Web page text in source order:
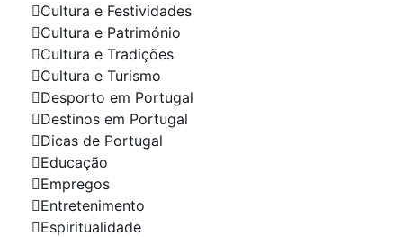
Cultura e Festividades
Cultura e Património
Cultura e Tradições
Cultura e Turismo
Desporto em Portugal
Destinos em Portugal
Dicas de Portugal
Educação
Empregos
Entretenimento
Espiritualidade